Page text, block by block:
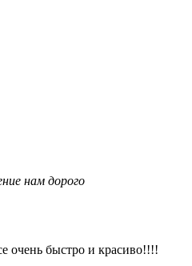
нам дорого
очень быстро и красиво!!!!